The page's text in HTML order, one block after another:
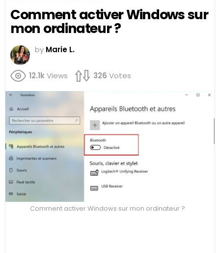
Comment activer Windows sur
mon ordinateur ?
by Marie L.
12.1kViews 326 Votes
Comment activer Windows sur mon ordinateur ?